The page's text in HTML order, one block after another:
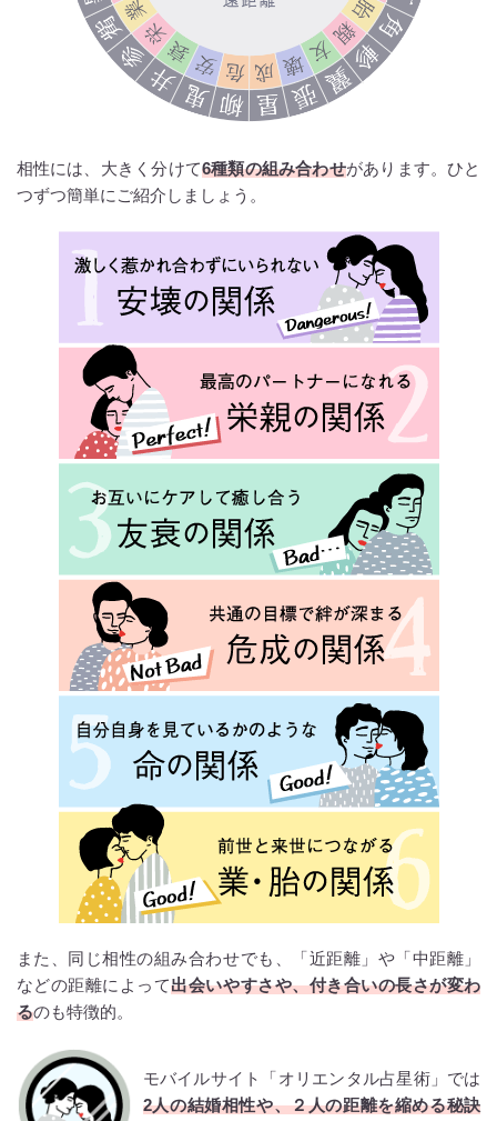
相性には、大きく分けて6種類の組み合わせがあります。ひと
つずつ簡単にご紹介しましょう。
また、同じ相性の組み合わせでも、「近距離」や「中距離」
などの距離によって出会いやすさや、付き合いの長さが変わ
るのも特徴的。
モバイルサイト「オリエンタル占星術」では
2人の結婚相性や、２人の距離を縮める秘訣